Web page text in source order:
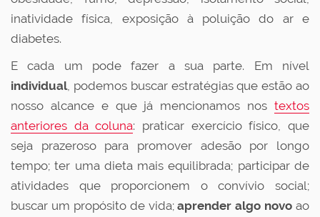
inatividade física, exposição à poluição do ar e
diabetes.
E cada um pode fazer a sua parte. Em nível
individual, podemos buscar estratégias que estão ao
nosso alcance e que já mencionamos nos textos
anteriores da coluna: praticar exercício físico, que
seja prazeroso para promover adesão por longo
tempo; ter uma dieta mais equilibrada; participar de
atividades que proporcionem o convívio social;
buscar um propósito de vida;aprender algo novo ao